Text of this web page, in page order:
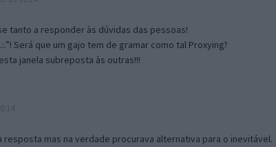
tanto a responder às dúvidas das pessoas!
Será que um gajo tem de gramar como tal Proxying?
janela subreposta às outras!!!
mas na verdade procurava alternativa para o inevitável.